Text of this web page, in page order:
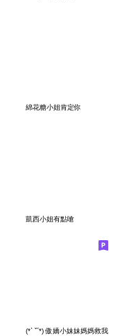
綿花糖小姐肯定你
凱西小姐有點嗆
(*ˋ ˇˊ*) 傲嬌小妹妹媽媽救我